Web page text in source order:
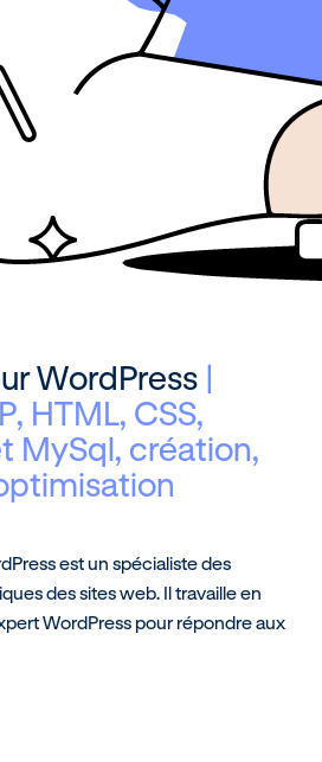
WordPress
HTML, CSS,
MySql, création,
est un spécialiste des
des sites web. Il travaille en
WordPress pour répondre aux